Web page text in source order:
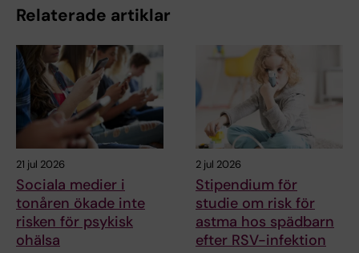
Relaterade artiklar
21 jul 2026
Sociala medier i
tonåren ökade inte
risken för psykisk
ohälsa
2 jul 2026
Stipendium för
studie om risk för
astma hos spädbarn
efter RSV-infektion